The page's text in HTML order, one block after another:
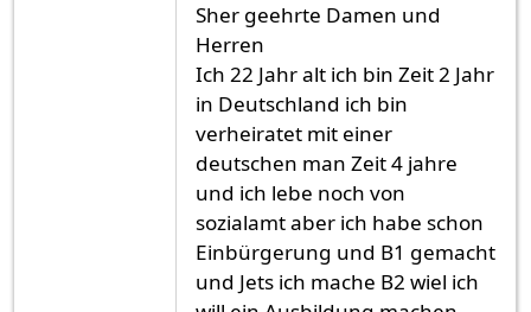
Sher geehrte Damen und
Herren
Ich 22 Jahr alt ich bin Zeit 2 Jahr
in Deutschland ich bin
verheiratet mit einer
deutschen man Zeit 4 jahre
und ich lebe noch von
sozialamt aber ich habe schon
Einbürgerung und B1 gemacht
und Jets ich mache B2 wiel ich